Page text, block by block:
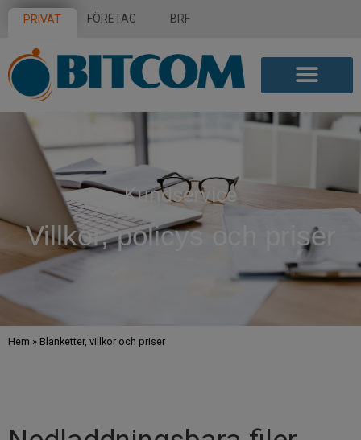
PRIVAT FÖRETAG BRF
Kundservice
Villkor, policys och priser
Hem » Blanketter, villkor och priser